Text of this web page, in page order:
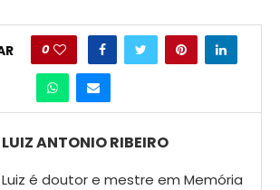
0
LUIZ ANTONIO RIBEIRO
Luiz é doutor e mestre em Memória